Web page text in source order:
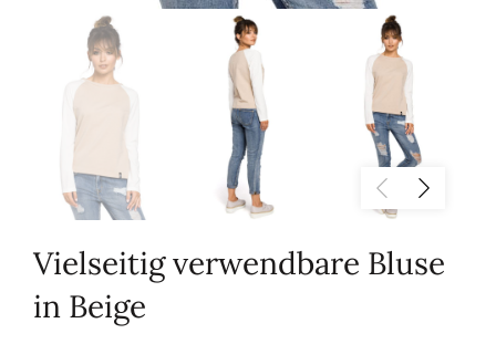
Vielseitig verwendbare Bluse
in Beige